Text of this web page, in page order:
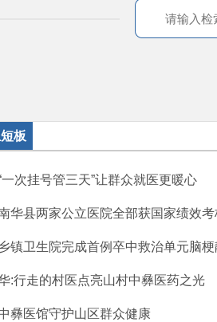
板
一次挂号管三天”让群众就医更暖心
华县两家公立医院全部获国家绩效
镇卫生院完成首例卒中救治单元脑
:行走的村医点亮山村中彝医药之光
彝医馆守护山区群众健康